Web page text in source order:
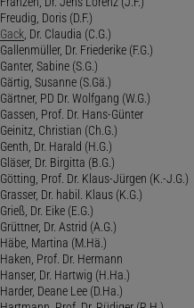
Freudig, Doris (D.F.)
Gack, Dr. Claudia (C.G.)
Gallenmüller, Dr. Friederike (F.G.)
Ganter, Sabine (S.G.)
Gärtig, Susanne (S.Gä.)
Gärtner, PD Dr. Wolfgang (W.G.)
Gassen, Prof. Dr. Hans-Günter
Geinitz, Christian (Ch.G.)
Genth, Dr. Harald (H.G.)
Gläser, Dr. Birgitta (B.G.)
Götting, Prof. Dr. Klaus-Jürgen (K.-J.G.)
Grasser, Dr. habil. Klaus (K.G.)
Grieß, Dr. Eike (E.G.)
Grüttner, Dr. Astrid (A.G.)
Häbe, Martina (M.Hä.)
Haken, Prof. Dr. Hermann
Hanser, Dr. Hartwig (H.Ha.)
Harder, Deane Lee (D.Ha.)